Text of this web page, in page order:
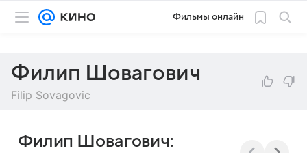
Фильмы онлайн
Филип Шовагович
Filip Sovagovic
Филип Шовагович: